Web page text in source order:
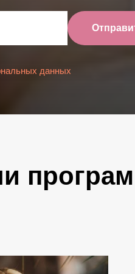
данных